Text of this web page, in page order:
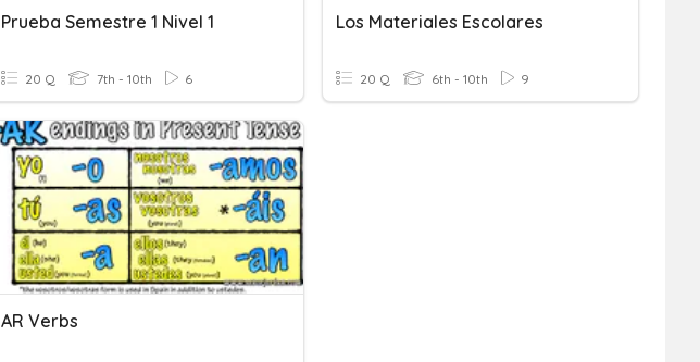
Prueba Semestre 1 Nivel 1
20 Q 7th - 10th 6
Los Materiales Escolares
20 Q 6th - 10th 9
AR Verbs